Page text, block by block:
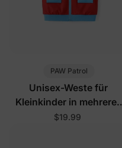
PAW Patrol
Unisex-Weste für
Kleinkinder in mehreren
Farben
$19.99